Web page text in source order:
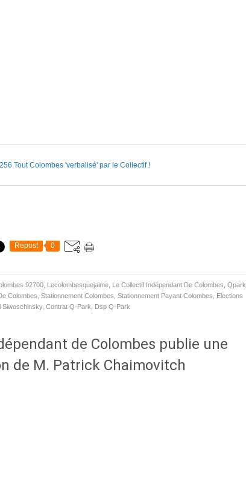
256 Tout Colombes 'verbalisé' par le Collectif !
Repost 0
92700 Lecolombesquejaime Le Collectif Indépendant De Colombes Qpark
Colombes Stationnement Colombes Stationnement Payant Colombes
Elections
Siwoschinsky, Contrat Q-Park Dsp Q-Park
de Colombes publie une
de M. Patrick Chaimovitch